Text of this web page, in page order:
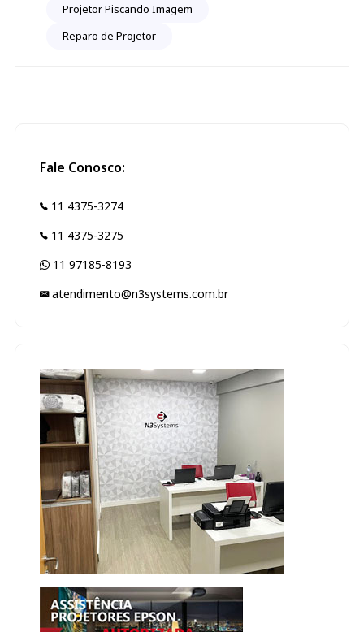
Projetor Piscando Imagem
Reparo de Projetor
Fale Conosco:
11 4375-3274
11 4375-3275
11 97185-8193
atendimento@n3systems.com.br